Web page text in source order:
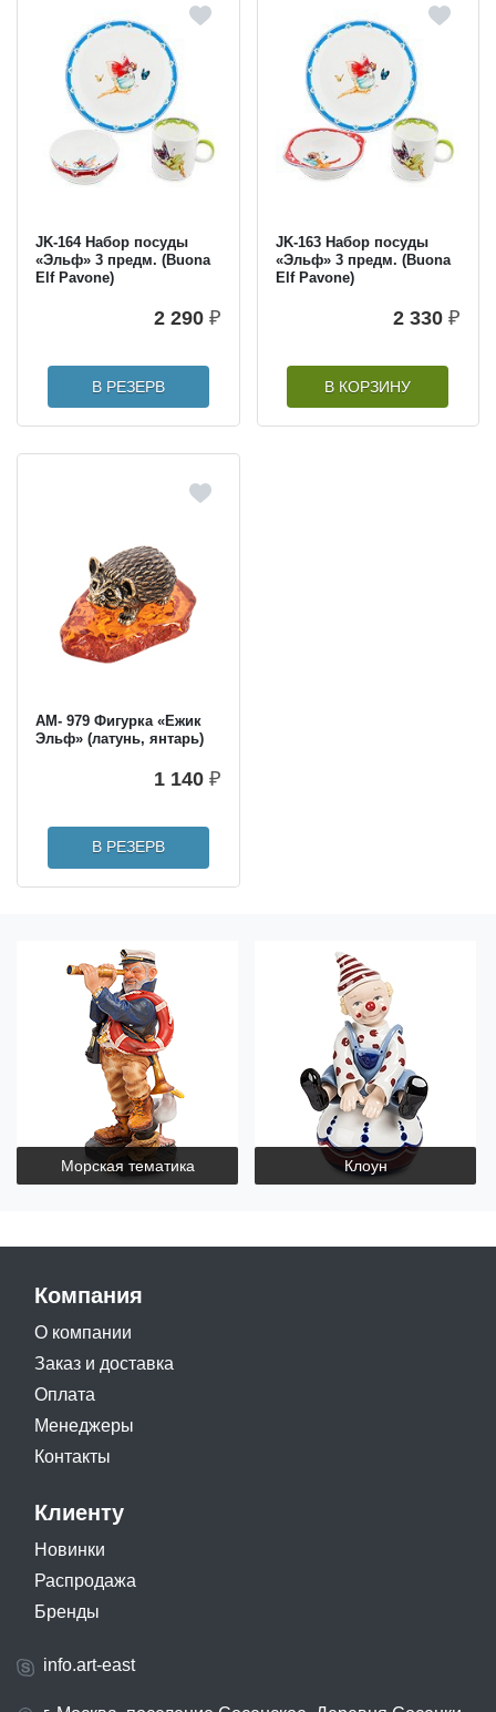
JK-164 Набор посуды
«Эльф» 3 предм. (Buona
Elf Pavone)
2 290 ₽
В РЕЗЕРВ
JK-163 Набор посуды
«Эльф» 3 предм. (Buona
Elf Pavone)
2 330 ₽
В КОРЗИНУ
AM- 979 Фигурка «Ежик
Эльф» (латунь, янтарь)
1 140 ₽
В РЕЗЕРВ
Морская тематика Клоун
Компания
О компании
Заказ и доставка
Оплата
Менеджеры
Контакты
Клиенту
Новинки
Распродажа
Бренды
info.art-east